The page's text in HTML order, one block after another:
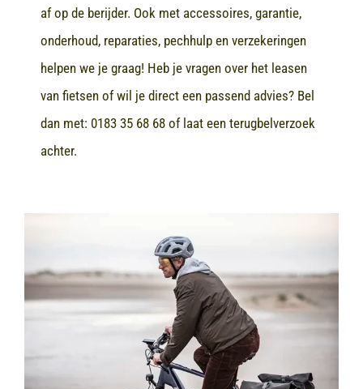
af op de berijder. Ook met accessoires, garantie,
onderhoud, reparaties, pechhulp en verzekeringen
helpen we je graag! Heb je vragen over het leasen
van fietsen of wil je direct een passend advies? Bel
dan met: 0183 35 68 68of laat een terugbelverzoek
achter.